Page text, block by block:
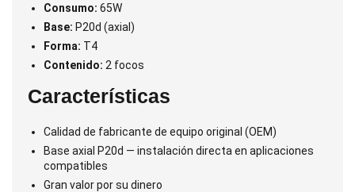
Consumo: 65W
Base: P20d (axial)
Forma: T4
Contenido: 2 focos
Características
Calidad de fabricante de equipo original (OEM)
Base axial P20d — instalación directa en aplicaciones
compatibles
Gran valor por su dinero